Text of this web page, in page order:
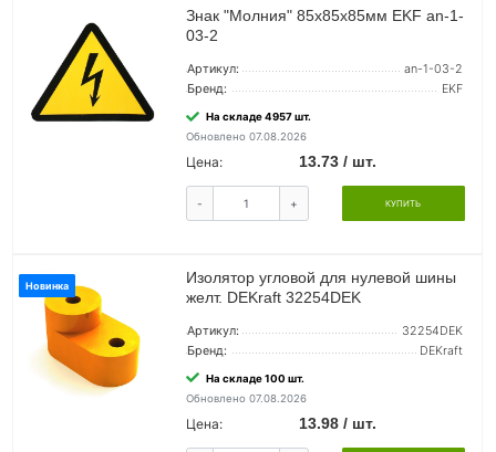
Знак "Молния" 85х85х85мм EKF an-1-
03-2
Артикул:
an-1-03-2
Бренд:
EKF
На складе 4957 шт.
Обновлено 07.08.2026
Цена: 13.73 / шт.
- + КУПИТЬ
Новинка
Изолятор угловой для нулевой шины
желт. DEKraft 32254DEK
Артикул:
32254DEK
Бренд:
DEKraft
На складе 100 шт.
Обновлено 07.08.2026
Цена: 13.98 / шт.